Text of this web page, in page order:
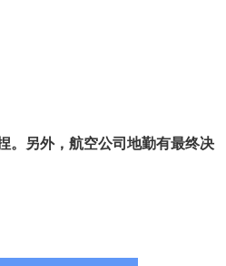
。另外，航空公司地勤有最终决